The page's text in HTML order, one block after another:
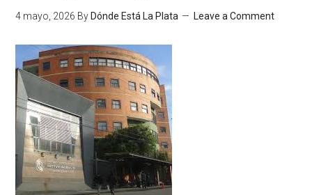
4 mayo, 2026 By Dónde Está La Plata Leave a Comment